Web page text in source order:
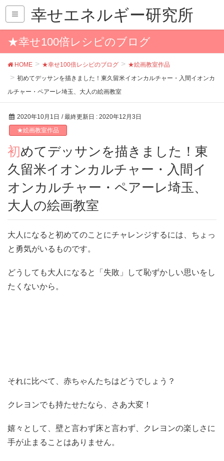
幸せエネルギー研究所
★幸せ100倍レシピのブログ
HOME ★幸せ100倍レシピのブログ
★絵画教室作品
初めてデッサンを描きました！東久留米イオンカルチャー・入間イオンカ
ルチャー・ペアーレ埼玉、大人の絵画教室
2020年10月1日 / 最終更新日 : 2020年12月3日
★絵画教室作品
初めてデッサンを描きました！東
久留米イオンカルチャー・入間イ
オンカルチャー・ペアーレ埼玉、
大人の絵画教室
大人になると初めてのことにチャレンジするには、ちょっ
と勇気がいるものです。
どうしても大人になると「失敗」して恥ずかしい思いをし
たくないから。
それに比べて、赤ちゃんたちはどうでしょう？
クレヨンでも持たせたなら、さあ大変！
嬉々として、壁と言わず床と言わず、クレヨンの楽しさに
手が止まることはありません。